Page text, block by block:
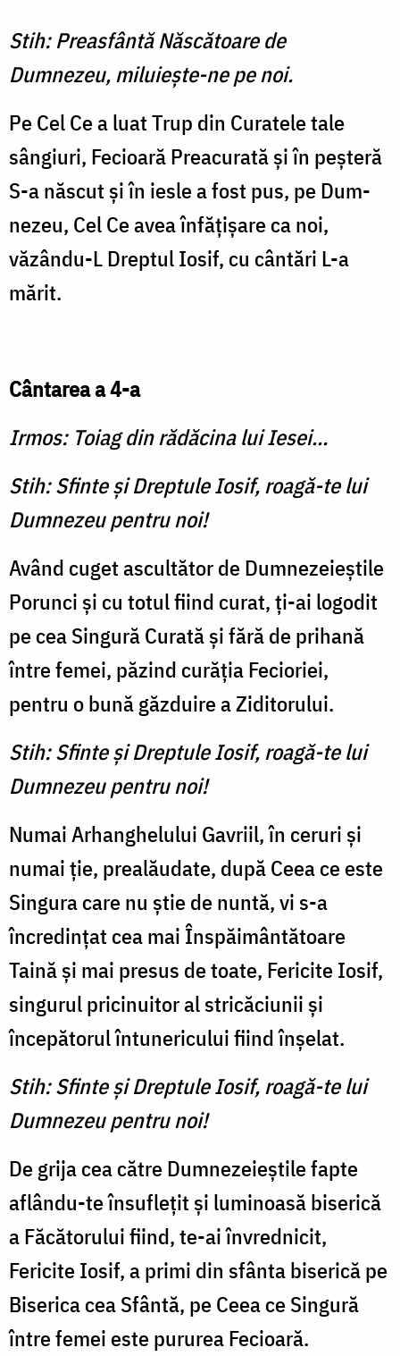
Stih: Preasfântă Născătoare de
Dumnezeu, miluieşte-ne pe noi.
Pe Cel Ce a luat Trup din Cu­ratele tale
sângiuri, Fecioară Preacurată şi în peşteră
S-a născut şi în iesle a fost pus, pe Dum­
nezeu, Cel Ce avea înfăţişare ca noi,
văzându-L Dreptul Iosif, cu cântări L-a
mărit.
Cântarea a 4-a
Irmos: Toiag din rădăcina lui Iesei...
Stih: Sfinte şi Dreptule Iosif, roagă-te lui
Dumnezeu pentru noi!
Având cuget ascultător de Dumnezeieştile
Porunci şi cu totul fiind curat, ţi-ai lo­godit
pe cea Singură Curată şi fără de prihană
între femei, păzind curăţia Fecioriei,
pentru o bună găzduire a Ziditorului.
Stih: Sfinte şi Dreptule Iosif, roagă-te lui
Dumnezeu pentru noi!
Numai Arhanghelului Gavriil, în ceruri şi
numai ţie, prealăudate, după Ceea ce este
Singura care nu ştie de nuntă, vi s-a
încredinţat cea mai Înspăimântătoare
Taină şi mai presus de toate, Fericite Io­sif,
singurul pricinuitor al stri­căciunii şi
începătorul întune­ricului fiind înşelat.
Stih: Sfinte şi Dreptule Iosif, roagă-te lui
Dumnezeu pentru noi!
De grija cea către Dumneze­ieştile fapte
aflându-te însufle­ţit şi luminoasă biserică
a Făcă­torului fiind, te-ai învrednicit,
Fericite Iosif, a primi din sfânta biserică pe
Biserica cea Sfântă, pe Ceea ce Singură
între femei este pururea Fecioară.